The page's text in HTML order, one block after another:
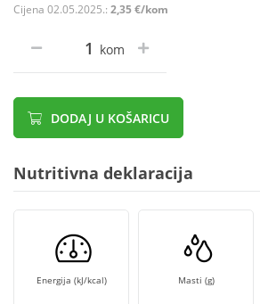
Cijena 02.05.2025.: 2,35 €/kom
kom
DODAJ U KOŠARICU
Nutritivna deklaracija
Energija (kJ/kcal) Masti (g)